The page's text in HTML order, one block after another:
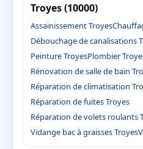
Troyes (10000)
Assainissement Troyes
Débouchage de canalisations
Peinture TroyesPlombier
Rénovation de salle de bain
Réparation de climatisation
Réparation de fuites Troyes
Réparation de volets roulants
Vidange bac à graisses Troyes